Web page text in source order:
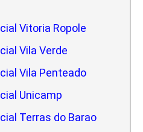
Vitoria Ropole
Vila Verde
Vila Penteado
Unicamp
Terras do Barao